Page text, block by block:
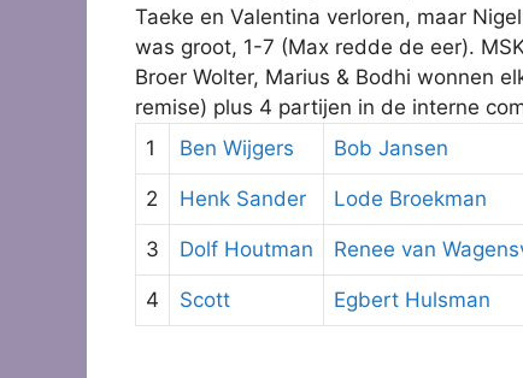
Taeke en Valentina verloren, maar
was groot, 1-7 (Max redde de eer).
Broer Wolter, Marius & Bodhi wonnen
remise) plus 4 partijen in de interne
1
Ben Wijgers Bob Jansen
2 Henk Sander Lode Broekman
3 Dolf Houtman Renee van
4 Scott Egbert Hulsman